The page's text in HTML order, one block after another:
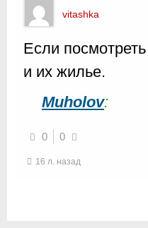
vitashka
Если
и их жилье.
Muholov:
0 0
16 л. назад